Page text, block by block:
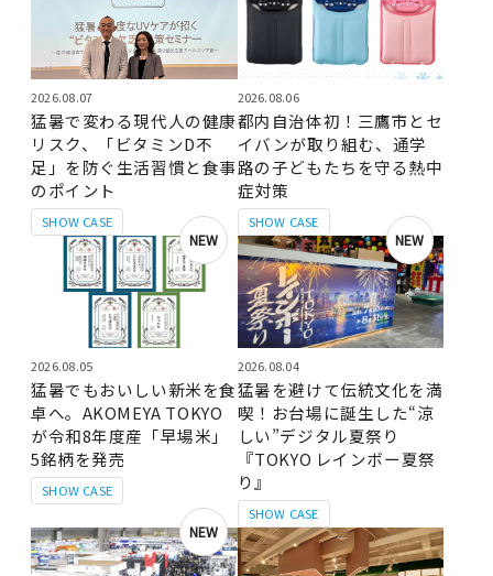
SHOW CASE
2026.08.07
猛暑で変わる現代人の健康
リスク、「ビタミンD不
足」を防ぐ生活習慣と食事
のポイント
SHOW CASE
2026.08.06
都内自治体初！三鷹市とセ
イバンが取り組む、通学
路の子どもたちを守る熱中
症対策
NEW
SHOW CASE
2026.08.05
猛暑でもおいしい新米を食
卓へ。AKOMEYA TOKYO
が令和8年度産「早場米」
5銘柄を発売
NEW
SHOW CASE
2026.08.04
猛暑を避けて伝統文化を満
喫！お台場に誕生した“涼
しい”デジタル夏祭り
『TOKYO レインボー夏祭
り』
NEW